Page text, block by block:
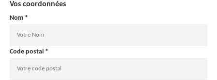
Vos coordonnées
Nom *
Code postal *